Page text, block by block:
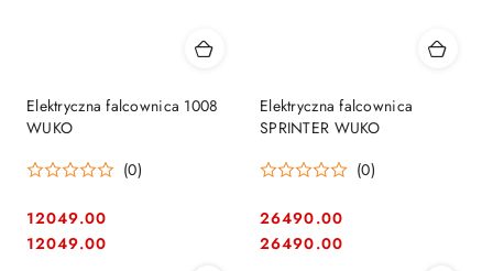
Elektryczna falcownica 1008
WUKO
(0)
Cena:
12049.00
Cena:
12049.00
Elektryczna falcownica
SPRINTER WUKO
(0)
Cena:
26490.00
Cena:
26490.00